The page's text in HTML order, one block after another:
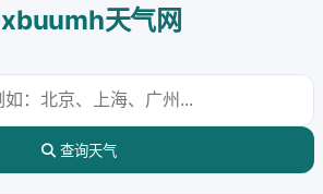
xbuumh天气网
查询天气